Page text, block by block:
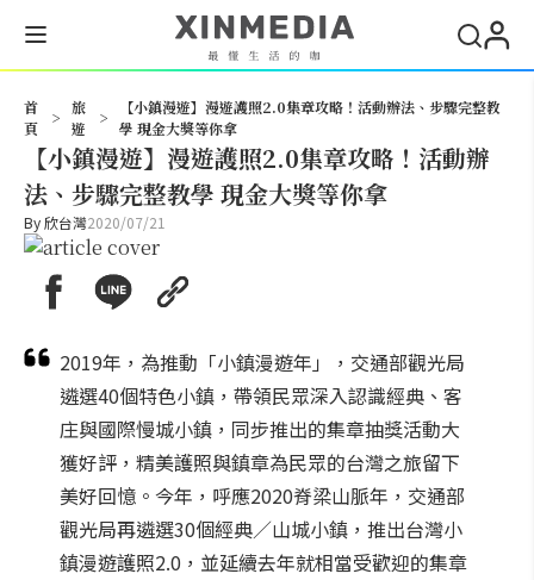
首
頁
>
旅
遊
>
【小鎮漫遊】漫遊護照2.0集章攻略！活動辦法、步驟完整教
學 現金大獎等你拿
【小鎮漫遊】漫遊護照2.0集章攻略！活動辦
法、步驟完整教學 現金大獎等你拿
By欣台灣2020/07/21
2019年，為推動「小鎮漫遊年」，交通部觀光局
遴選40個特色小鎮，帶領民眾深入認識經典、客
庄與國際慢城小鎮，同步推出的集章抽獎活動大
獲好評，精美護照與鎮章為民眾的台灣之旅留下
美好回憶。今年，呼應2020脊梁山脈年，交通部
觀光局再遴選30個經典／山城小鎮，推出台灣小
鎮漫遊護照2.0，並延續去年就相當受歡迎的集章